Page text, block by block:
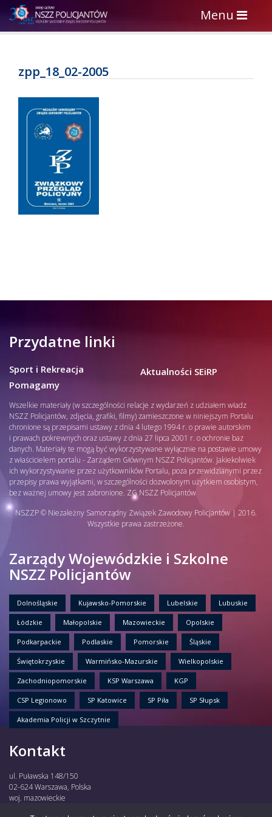
Toggle
navigation
Menu
zpp_18_02-2005
Przydatne linki
Sport i Rekreacja
Pomagamy
Aktualności SEiRP
Wszelkie materiały (w szczególności relacje z wydarzeń z udziałem władz
NSZZ Policjantów, zdjęcia, grafiki, filmy) zamieszczone w niniejszym Portalu
chronione są przepisami ustawy z dnia 4 lutego 1994 r. o prawie autorskim
i prawach pokrewnych oraz ustawy z dnia 27 lipca 2001 r. o ochronie baz
danych. Materiały te mogą być wykorzystywane wyłącznie na postawie umowy
z właścicielem portalu - Zarządem Głównym NSZZ Policjantów. Jakiekolwiek
ich wykorzystywanie przez użytkowników Portalu, poza przewidzianymi przez
przepisy prawa wyjątkami, w szczególności dozwolonym użytkiem osobistym,
bez ważnej umowy jest zabronione. ZG NSZZ Policjantów
NSZZP © Niezależny Samorządny Związek Zawodowy Policjantów | 2016.
Wszystkie prawa zastrzeżone.
Zarządy Wojewódzkie i Szkolne
NSZZ Policjantów
Dolnośląskie Kujawsko-Pomorskie Lubelskie Lubuskie
Łódzkie Małopolskie Mazowieckie Opolskie
Podkarpackie Podlaskie Pomorskie Śląskie
Świętokrzyskie Warmińsko-Mazurskie Wielkopolskie
Zachodniopomorskie KSP Warszawa KGP
CSP Legionowo SP Katowice SP Piła SP Słupsk
Akademia Policji w Szczytnie
Kontakt
ul. Puławska 148/150
02-624 Warszawa, Polska
woj. mazowieckie